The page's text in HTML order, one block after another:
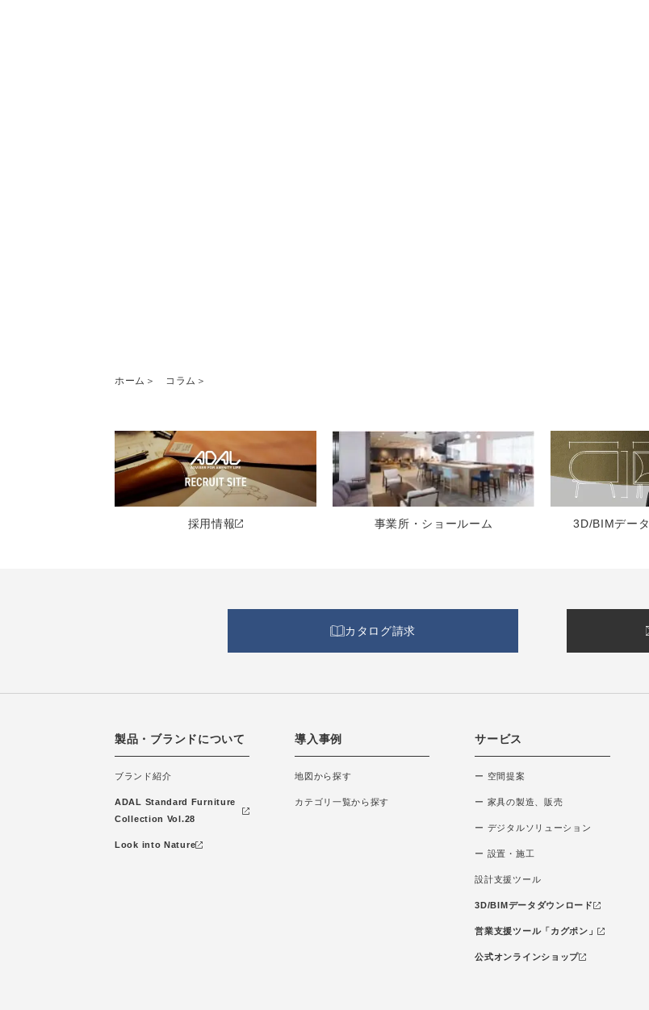
ホーム コラム
採用情報 事業所・ショールーム 3D/BIMデータ
カタログ請求
製品・ブランドについて
ブランド紹介
ADAL Standard Furniture
Collection Vol.28
Look into Nature
導入事例
地図から探す
カテゴリ一覧から探す
サービス
ー 空間提案
ー 家具の製造、販売
ー デジタルソリューション
ー 設置・施工
設計支援ツール
3D/BIMデータダウンロード
営業支援ツール「カグポン」
公式オンラインショップ